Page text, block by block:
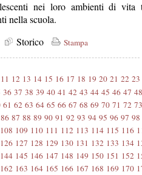
nei loro ambienti di vita
nella scuola.
Storico Stampa
11 12 13 14 15 16 17 18 19 20 21 22 23
36 37 38 39 40 41 42 43 44 45 46 47 48
61 62 63 64 65 66 67 68 69 70 71 72 73
86 87 88 89 90 91 92 93 94 95 96 97 98
108 109 110 111 112 113 114 115 116
126 127 128 129 130 131 132 133 134
144 145 146 147 148 149 150 151 152
162 163 164 165 166 167 168 169 170